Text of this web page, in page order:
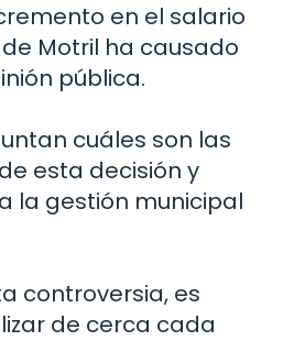
en el salario
Motril ha causado
pública.
cuáles son las
esta decisión y
la gestión municipal
controversia, es
de cerca cada